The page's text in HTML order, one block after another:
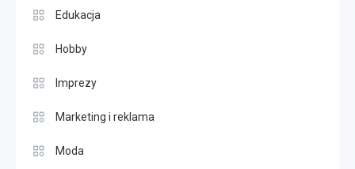
Edukacja
Hobby
Imprezy
Marketing i reklama
Moda